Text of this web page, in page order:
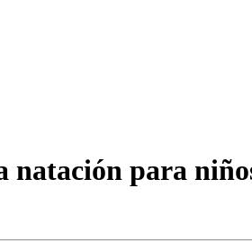
natación para